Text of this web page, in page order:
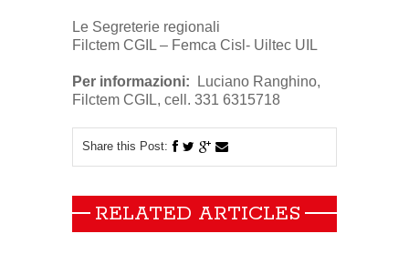
Le Segreterie regionali
Filctem CGIL – Femca Cisl- Uiltec UIL
Per informazioni: Luciano Ranghino,
Filctem CGIL, cell. 331 6315718
Share this Post:
RELATED ARTICLES